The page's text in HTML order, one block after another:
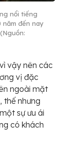
nổi tiếng
năm đến nay
vậy nên các
vị đặc
ngoài mặt
thế nhưng
sự ưu ái
có khách